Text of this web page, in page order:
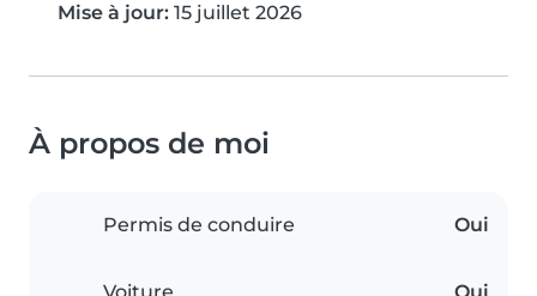
Mise à jour: 15 juillet 2026
À propos de moi
Permis de conduire Oui